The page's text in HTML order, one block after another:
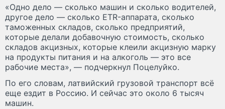
«Одно дело — сколько машин и сколько водителей,
другое дело — сколько ETR-аппарата, сколько
таможенных складов, сколько предприятий,
которые делали добавочную стоимость, сколько
складов акцизных, которые клеили акцизную марку
на продукты питания и на алкоголь — это все
рабочие места», — подчеркнул Поцелуйко.
По его словам, латвийский грузовой транспорт всё
еще ездит в Россию. И сейчас это около 6 тысяч
машин.